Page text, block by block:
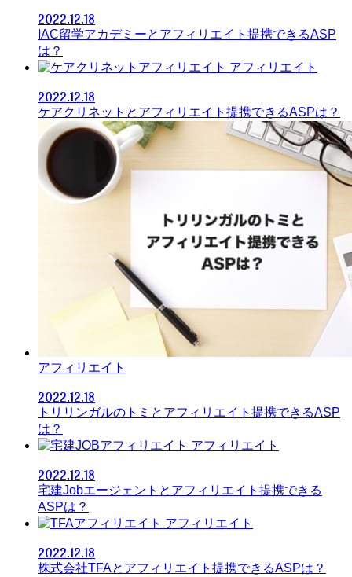
2022.12.18
IAC留学アカデミーとアフィリエイト提携できるASP
は？
アフィリエイト
2022.12.18
ケアクリネットとアフィリエイト提携できるASPは？
アフィリエイト
2022.12.18
トリリンガルのトミとアフィリエイト提携できるASP
は？
アフィリエイト
2022.12.18
宅建Jobエージェントとアフィリエイト提携できる
ASPは？
アフィリエイト
2022.12.18
株式会社TFAとアフィリエイト提携できるASPは？